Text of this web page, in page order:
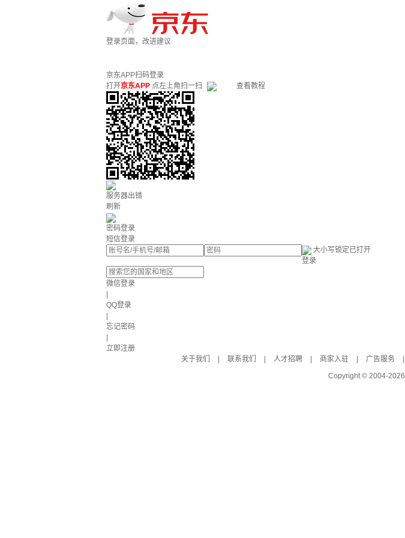
登录页面，改进建议
京东APP扫码登录
打开京东APP 点左上角扫一扫 查看教程
服务器出错
刷新
密码登录
短信登录
大小写锁定已打开
登录
微信登录
QQ登录
忘记密码
立即注册
关于我们
联系我们 人才招聘 商家入驻 广告服务
Copyright © 2004-2026